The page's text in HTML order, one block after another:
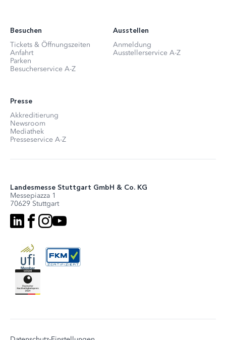
Besuchen
Tickets & Öffnungszeiten
Anfahrt
Parken
Besucherservice A-Z
Ausstellen
Anmeldung
Ausstellerservice A-Z
Presse
Akkreditierung
Newsroom
Mediathek
Presseservice A-Z
Landesmesse Stuttgart GmbH & Co. KG
Messepiazza 1
70629 Stuttgart